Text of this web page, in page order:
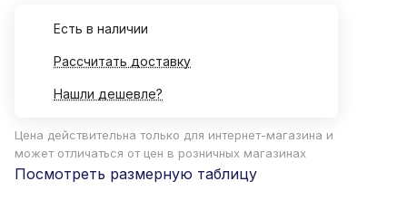
Есть в наличии
Рассчитать доставку
Нашли дешевле?
Цена действительна только для интернет-магазина и
может отличаться от цен в розничных магазинах
Посмотреть размерную таблицу